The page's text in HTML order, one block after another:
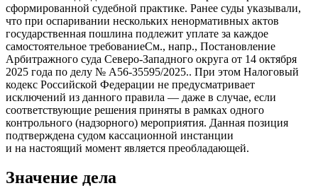
сформированной судебной практике. Ранее суды указывали,
что при оспаривании нескольких ненормативных актов
государственная пошлина подлежит уплате за каждое
самостоятельное требованиеСм., напр., Постановление
Арбитражного суда Северо-Западного округа от 14 октября
2025 года по делу № А56-35595/2025.. При этом Налоговый
кодекс Российской Федерации не предусматривает
исключений из данного правила — даже в случае, если
соответствующие решения приняты в рамках одного
контрольного (надзорного) мероприятия. Данная позиция
подтверждена судом кассационной инстанции
и на настоящий момент является преобладающей.
Значение дела